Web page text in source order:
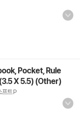
Pocket, Rule
X 5.5) (Other)
프트 P